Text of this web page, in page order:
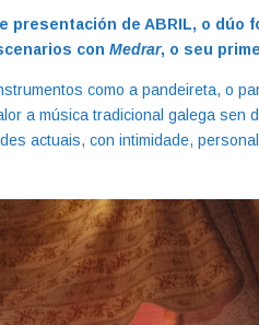
presentación deABRIL, o dúo
conMedrar, o seu
como a pandeireta, o
a música tradicional galega sen
actuais, con intimidade,